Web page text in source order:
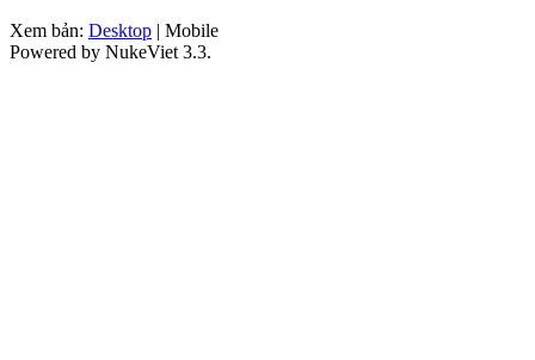
Xem bản: Desktop | Mobile
Powered by NukeViet 3.3.